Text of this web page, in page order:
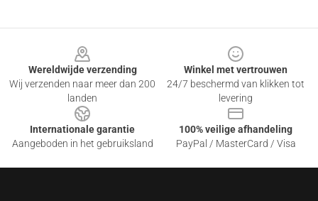
Wereldwijde verzending
Wij verzenden naar meer dan 200
landen
Winkel met vertrouwen
24/7 beschermd van klikken tot
levering
Internationale garantie
Aangeboden in het gebruiksland
100% veilige afhandeling
PayPal / MasterCard / Visa